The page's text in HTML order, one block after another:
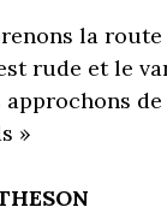
la
rude et le
approchons
»